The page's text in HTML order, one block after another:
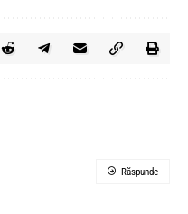
Răspunde